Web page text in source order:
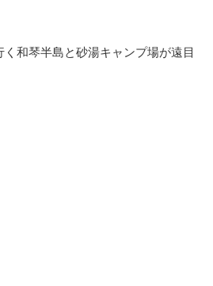
和琴半島と砂湯キャンプ場が遠目